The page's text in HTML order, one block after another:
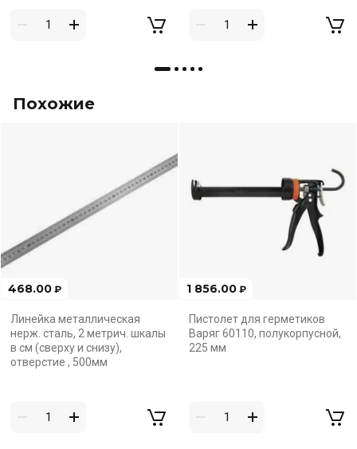
Похожие
468.00 ₽
Линейка металлическая
нерж. сталь, 2 метрич. шкалы
в см (сверху и снизу),
отверстие , 500мм
1 856.00 ₽
Пистолет для герметиков
Варяг 60110, полукорпусной,
225 мм